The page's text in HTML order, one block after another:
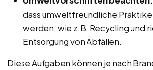
dass umweltfreundliche
werden, wie z.B. Recycling und
Entsorgung von Abfällen.
Diese Aufgaben können je nach